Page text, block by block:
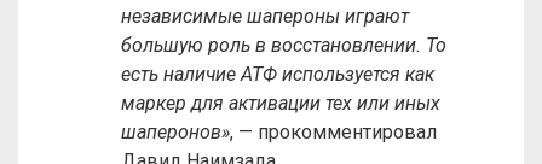
независимые шапероны играют
большую роль в восстановлении. То
есть наличие АТФ используется как
маркер для активации тех или иных
шаперонов», — прокомментировал